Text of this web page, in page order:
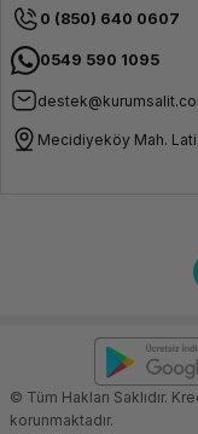
0 (850) 640 0607
0549 590 1095
Mecidiyeköy Mah.
© Tüm Hakları Saklıdır.
korunmaktadır.